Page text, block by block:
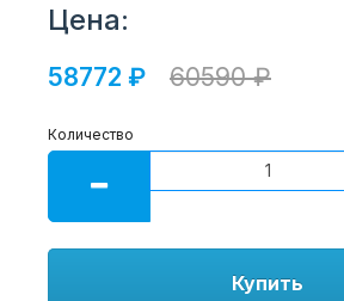
Цена:
58772 ₽ 60590 ₽
Количество
Купить